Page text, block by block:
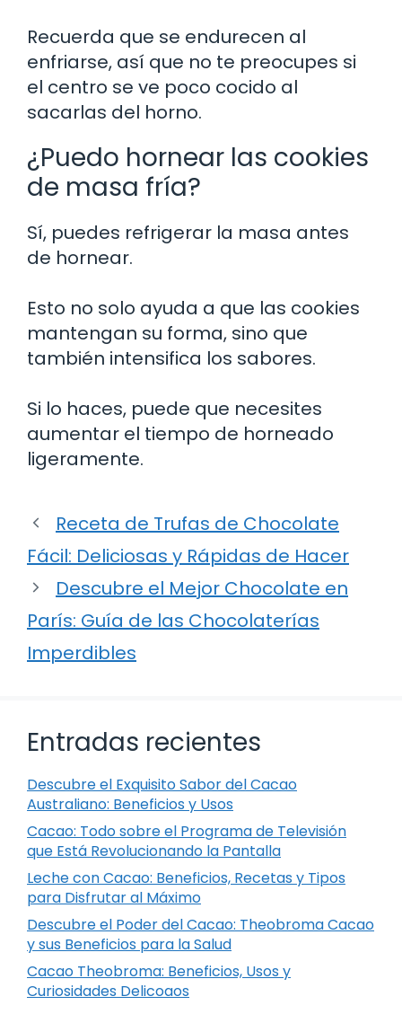
Recuerda que se endurecen al
enfriarse, así que no te preocupes si
el centro se ve poco cocido al
sacarlas del horno.
¿Puedo hornear las cookies
de masa fría?
Sí, puedes refrigerar la masa antes
de hornear.
Esto no solo ayuda a que las cookies
mantengan su forma, sino que
también intensifica los sabores.
Si lo haces, puede que necesites
aumentar el tiempo de horneado
ligeramente.
Receta de Trufas de Chocolate
Fácil: Deliciosas y Rápidas de Hacer
Descubre el Mejor Chocolate en
París: Guía de las Chocolaterías
Imperdibles
Entradas recientes
Descubre el Exquisito Sabor del Cacao
Australiano: Beneficios y Usos
Cacao: Todo sobre el Programa de Televisión
que Está Revolucionando la Pantalla
Leche con Cacao: Beneficios, Recetas y Tipos
para Disfrutar al Máximo
Descubre el Poder del Cacao: Theobroma Cacao
y sus Beneficios para la Salud
Cacao Theobroma: Beneficios, Usos y
Curiosidades Delicoaos